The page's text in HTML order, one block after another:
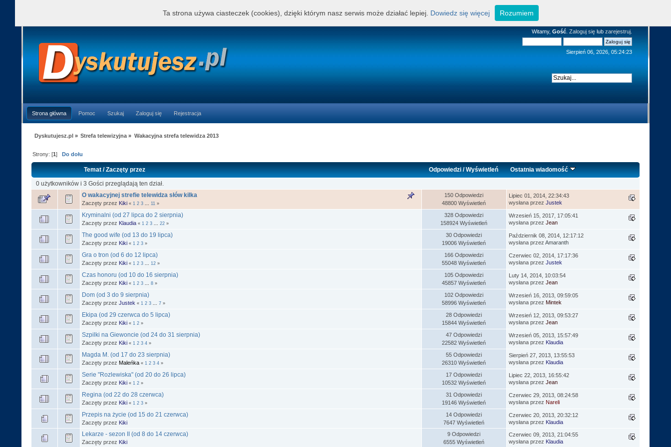
Witamy,Gość .Zaloguj się lubzarejestruj
Sierpień 06, 2026, 05:24:23
Strona główna Pomoc Szukaj Zaloguj się Rejestracja
Dyskutujesz.pl » Strefa telewizyjna » Wakacyjna strefa telewidza 2013
Strony: [1]Do dołu
Temat/Zaczęty przez Odpowiedzi/Wyświetleń
Ostatnia wiadomość
0 użytkowników i 3 Gości przeglądają ten dział.
O wakacyjnej strefie telewidza słów kilka
Zaczęty przez Kiki « 1 2 3 11 »
150 Odpowiedzi
48800 Wyświetleń
Lipiec 01, 2014, 22:34:43
wysłana przez Justek
Kryminalni (od 27 lipca do 2 sierpnia)
Zaczęty przez Klaudia « 1 2 3 22»
328 Odpowiedzi
158924 Wyświetleń
Wrzesień 15, 2017, 17:05:41
wysłana przez Jean
The good wife (od 13 do 19 lipca)
Zaczęty przez Kiki « 1 2 3»
30 Odpowiedzi
19006 Wyświetleń
Październik 08, 2014, 12:17:12
wysłana przez Amaranth
Gra o tron (od 6 do 12 lipca)
Zaczęty przez Kiki « 1 2 3 12»
166 Odpowiedzi
55048 Wyświetleń
Czerwiec 02, 2014, 17:17:36
wysłana przez Justek
Czas honoru (od 10 do 16 sierpnia)
Zaczęty przez Kiki « 1 2 3 8»
105 Odpowiedzi
45857 Wyświetleń
Luty 14, 2014, 10:03:54
wysłana przez Jean
Dom (od 3 do 9 sierpnia)
Zaczęty przez Justek « 1 2 3 7»
102 Odpowiedzi
58996 Wyświetleń
Wrzesień 16, 2013, 09:59:05
wysłana przez Mintek
Ekipa (od 29 czerwca do 5 lipca)
Zaczęty przez Kiki « 1 2»
28 Odpowiedzi
15844 Wyświetleń
Wrzesień 12, 2013, 09:53:27
wysłana przez Jean
Szpilki na Giewoncie (od 24 do 31 sierpnia)
Zaczęty przez Kiki « 1 2 3 4»
47 Odpowiedzi
22582 Wyświetleń
Wrzesień 05, 2013, 15:57:49
wysłana przez Klaudia
Magda M. (od 17 do 23 sierpnia)
Zaczęty przez Maleńka « 1 2 3 4»
55 Odpowiedzi
26310 Wyświetleń
Sierpień 27, 2013, 13:55:53
wysłana przez Klaudia
Serie "Rozlewiska" (od 20 do 26 lipca)
Zaczęty przez Kiki « 1 2»
17 Odpowiedzi
10532 Wyświetleń
Lipiec 22, 2013, 16:55:42
wysłana przez Jean
Regina (od 22 do 28 czerwca)
Zaczęty przez Kiki « 1 2 3»
31 Odpowiedzi
19146 Wyświetleń
Czerwiec 29, 2013, 08:24:58
wysłana przez Nareli
Przepis na życie (od 15 do 21 czerwca)
Zaczęty przez Kiki
14 Odpowiedzi
7647 Wyświetleń
Czerwiec 20, 2013, 20:32:12
wysłana przez Klaudia
Lekarze - sezon II (od 8 do 14 czerwca)
Zaczęty przez Kiki
9 Odpowiedzi
6555 Wyświetleń
Czerwiec 09, 2013, 21:04:55
wysłana przez Klaudia
Ta strona używa ciasteczek (cookies), dzięki którym nasz serwis może działać lepiej. Dowiedz się więcej Rozumiem